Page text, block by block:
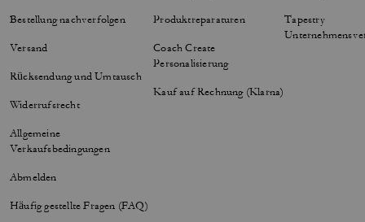
Bestellung nachverfolgen
Versand
Rücksendung und Umtausch
Widerrufsrecht
Allgemeine
Verkaufsbedingungen
Abmelden
Häufig gestellte Fragen (FAQ)
Produktreparaturen
Coach Create
Personalisierung
Kauf auf Rechnung (Klarna)
Tapestry